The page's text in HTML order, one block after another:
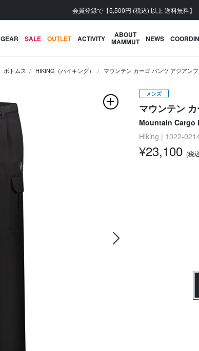
会員登録で【5,500円 (税込) 以上 送料無料】
GEAR SALE OUTLET ACTIVITY ABOUT
MAMMUT NEWS
ボトムス HIKING（ハイキング） マウンテン カーゴ パンツ アジアン
メンズ
マウンテン
Mountain Cargo
Hiking | 1022-
¥23,100 (税